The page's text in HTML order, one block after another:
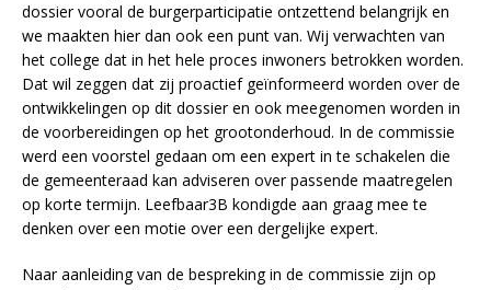
dossier vooral de burgerparticipatie ontzettend belangrijk en
we maakten hier dan ook een punt van. Wij verwachten van
het college dat in het hele proces inwoners betrokken worden.
Dat wil zeggen dat zij proactief geïnformeerd worden over de
ontwikkelingen op dit dossier en ook meegenomen worden in
de voorbereidingen op het grootonderhoud. In de commissie
werd een voorstel gedaan om een expert in te schakelen die
de gemeenteraad kan adviseren over passende maatregelen
op korte termijn. Leefbaar3B kondigde aan graag mee te
denken over een motie over een dergelijke expert.
Naar aanleiding van de bespreking in de commissie zijn op